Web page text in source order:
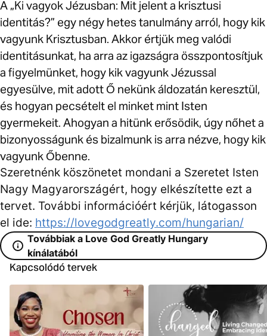
A „Ki vagyok Jézusban: Mit jelent a krisztusi
identitás?” egy négy hetes tanulmány arról, hogy kik
vagyunk Krisztusban. Akkor értjük meg valódi
identitásunkat, ha arra az igazságra összpontosítjuk
a figyelmünket, hogy kik vagyunk Jézussal
egyesülve, mit adott Ő nekünk áldozatán keresztül,
és hogyan pecsételt el minket mint Isten
gyermekeit. Ahogyan a hitünk erősödik, úgy nőhet a
bizonyosságunk és bizalmunk is arra nézve, hogy kik
vagyunk Őbenne.
Szeretnénk köszönetet mondani a Szeretet Isten
Nagy Magyarországért, hogy elkészítette ezt a
tervet. További információért kérjük, látogasson
el ide: https://lovegodgreatly.com/hungarian/
Továbbiak a Love God Greatly Hungary
kínálatából
Kapcsolódó tervek